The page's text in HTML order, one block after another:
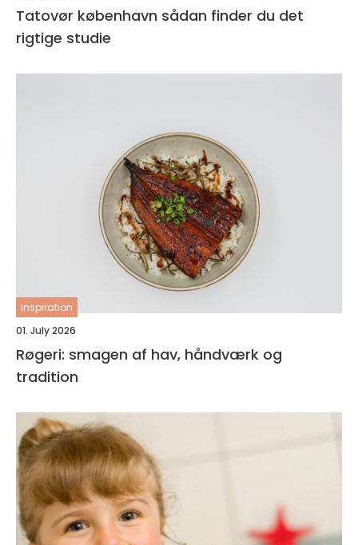
Tatovør københavn sådan finder du det
rigtige studie
inspiration
01. July 2026
Røgeri: smagen af hav, håndværk og
tradition